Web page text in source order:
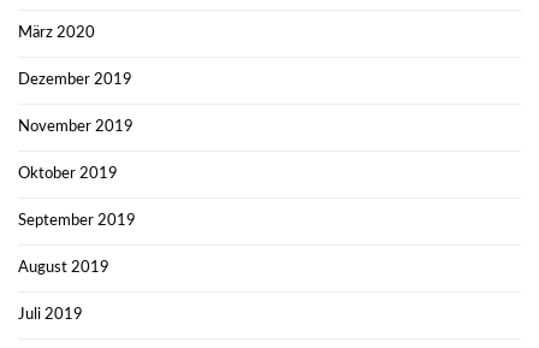
März 2020
Dezember 2019
November 2019
Oktober 2019
September 2019
August 2019
Juli 2019